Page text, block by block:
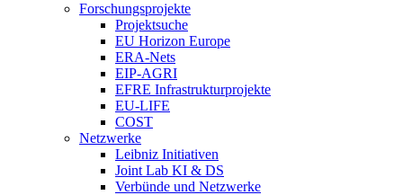
Forschungsprojekte
Projektsuche
EU Horizon Europe
ERA-Nets
EIP-AGRI
EFRE Infrastrukturprojekte
EU-LIFE
COST
Netzwerke
Leibniz Initiativen
Joint Lab KI & DS
Verbünde und Netzwerke